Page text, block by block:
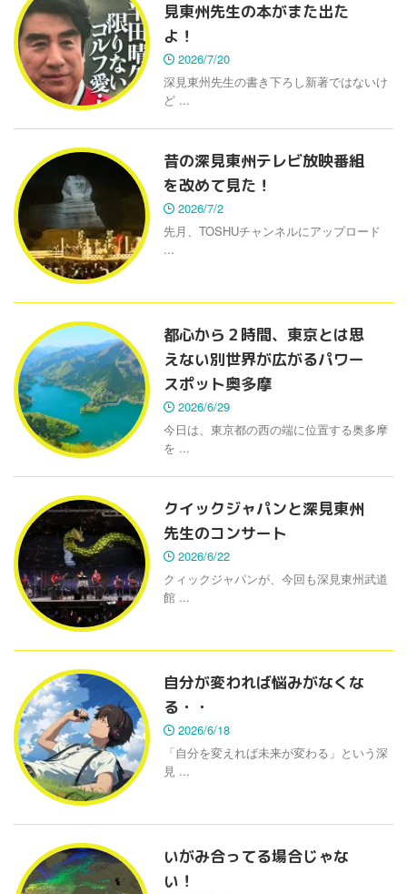
見東州先生の本がまた出た
よ！
2026/7/20
深見東州先生の書き下ろし新著ではないけ
ど ...
昔の深見東州テレビ放映番組
を改めて見た！
2026/7/2
先月、TOSHUチャンネルにアップロード
...
都心から２時間、東京とは思
えない別世界が広がるパワー
スポット奥多摩
2026/6/29
今日は、東京都の西の端に位置する奥多摩
を ...
クイックジャパンと深見東州
先生のコンサート
2026/6/22
クィックジャパンが、今回も深見東州武道
館 ...
自分が変われば悩みがなくな
る・・
2026/6/18
「自分を変えれば未来が変わる」という深
見 ...
いがみ合ってる場合じゃな
い！